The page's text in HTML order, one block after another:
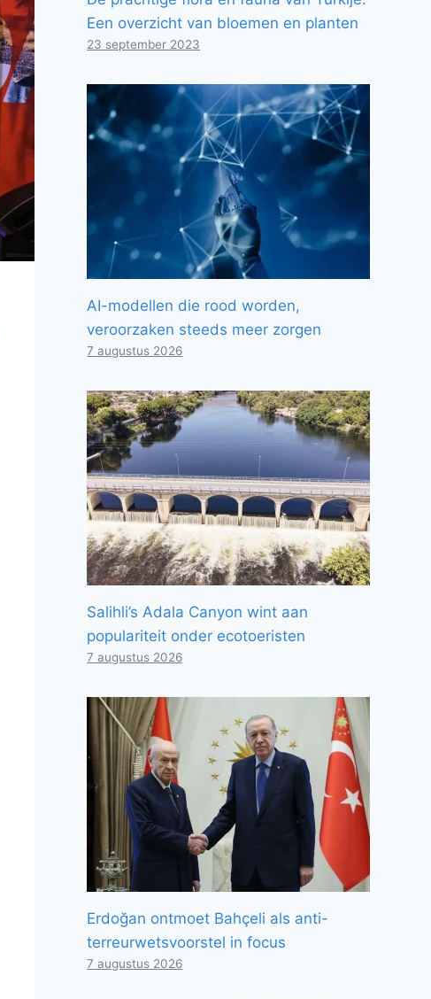
Een overzicht van bloemen en planten
23 september 2023
AI-modellen die rood worden,
veroorzaken steeds meer zorgen
7 augustus 2026
Salihli’s Adala Canyon wint aan
populariteit onder ecotoeristen
7 augustus 2026
Erdoğan ontmoet Bahçeli als anti-
terreurwetsvoorstel in focus
7 augustus 2026